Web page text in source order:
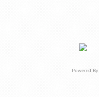
Powered By